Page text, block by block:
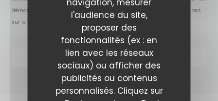
l'audience du site,
proposer des
fonctionnalités (ex : en
lien avec les réseaux
sociaux) ou afficher des
publicités ou contenus
personnalisés. Cliquez sur
démarchage téléphonique Bloctel :
bloctel.gouv.fr . Pour plus d'informations
sur le traitement de vos données, consultez notre